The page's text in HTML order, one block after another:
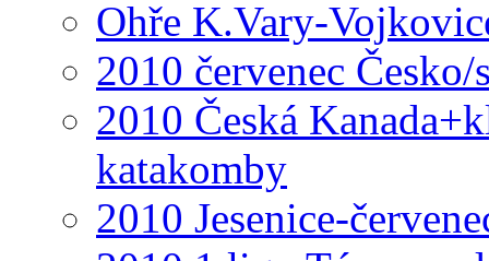
Ohře K.Vary-
2010 červenec
2010 Česká
katakomby
2010 Jesenice-